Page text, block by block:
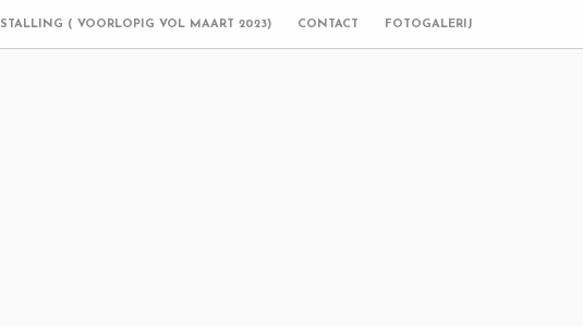
STALLING ( VOORLOPIG VOL MAART 2023) CONTACT FOTOGALERIJ